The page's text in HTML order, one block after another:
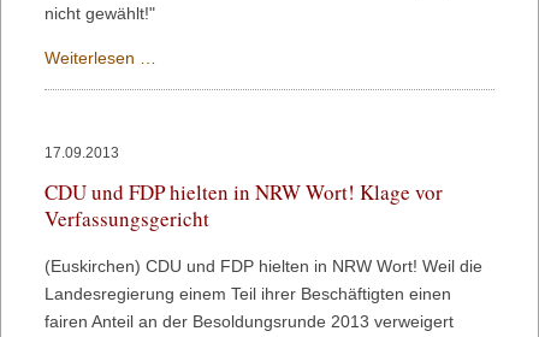
nicht gewählt!"
Weiterlesen …
17.09.2013
CDU und FDP hielten in NRW Wort! Klage vor
Verfassungsgericht
(Euskirchen) CDU und FDP hielten in NRW Wort! Weil die
Landesregierung einem Teil ihrer Beschäftigten einen
fairen Anteil an der Besoldungsrunde 2013 verweigert